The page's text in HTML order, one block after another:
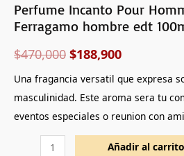
Perfume Incanto Pour
Ferragamo hombre edt
$470,000 $188,900
Una fragancia versatil que expresa
masculinidad. Este aroma sera tu
eventos especiales o reunion con
Añadir al carrito